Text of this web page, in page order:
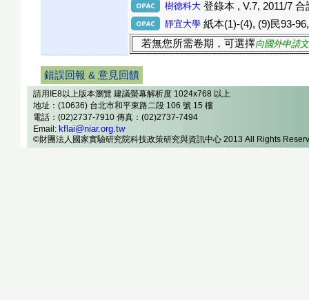
樹德科大 登錄本 , V.7, 2011/7
靜宜大學 紙本(1)-(4), (9)民93-
若無您所需卷期，可選擇向國外申請
錯誤回報 & 意見回饋
請用IE8以上版本瀏覽 建議螢幕解析度 1024x768 以上
地址：(10636) 台北市和平東路二段 106 號 15 樓
電話：(02)2737-7910 傳真：(02)2737-7494
Email: kflai@niar.org.tw
©財團法人國家實驗研究院科技政策研究與資訊中心 2013 All Rights